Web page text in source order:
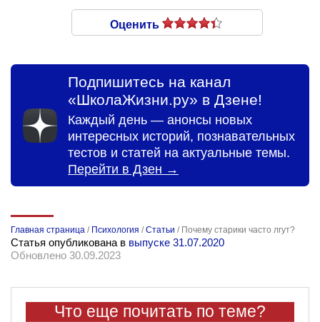
Оценить
Подпишитесь на канал
«ШколаЖизни.ру» в Дзене!
Каждый день — анонсы новых
интересных историй, познавательных
тестов и статей на актуальные темы.
Перейти в Дзен →
Главная страница / Психология /Статьи / Почему старики часто лгут?
Статья опубликована в выпуске 31.07.2020
Обновлено 30.09.2023
Что еще почитать по теме?